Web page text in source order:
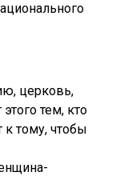
церковь,
тем, кто
к тому, чтобы